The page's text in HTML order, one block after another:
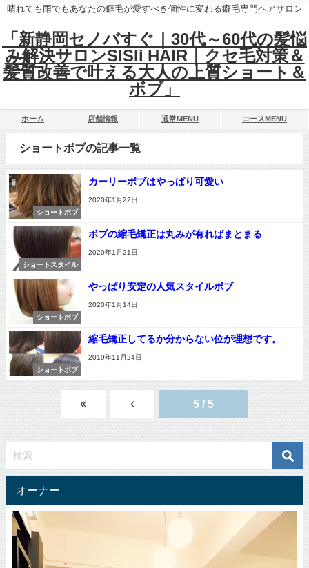
晴れても雨でもあなたの癖毛が愛すべき個性に変わる癖毛専門ヘアサロン
「新静岡セノバすぐ｜30代～60代の髪悩
み解決サロンSISIi HAIR｜クセ毛対策＆
髪質改善で叶える大人の上質ショート＆
ボブ」
ホーム 店舗情報 通常MENU コースMENU
ショートボブの記事一覧
ショートボブ
カーリーボブはやっぱり可愛い
2020年1月22日
ショートスタイル
ボブの縮毛矯正は丸みが有ればまとまる
2020年1月21日
ショートボブ
やっぱり安定の人気スタイルボブ
2020年1月14日
ショートボブ
縮毛矯正してるか分からない位が理想です。
2019年11月24日
5 / 5
オーナー